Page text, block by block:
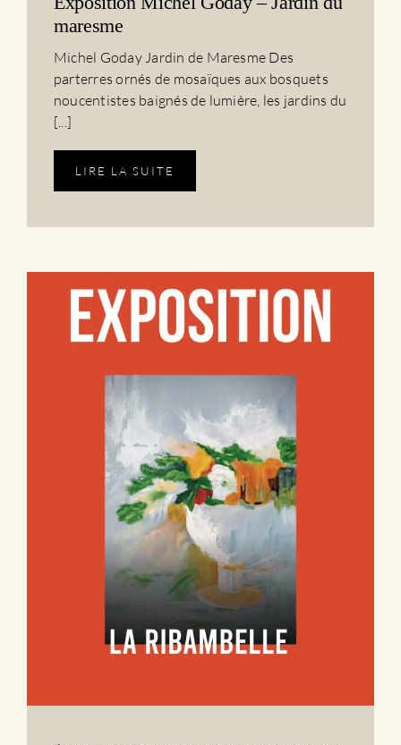
maresme
Michel Goday Jardin de Maresme Des
parterres ornés de mosaïques aux bosquets
noucentistes baignés de lumière, les jardins du
[...]
LIRE LA SUITE